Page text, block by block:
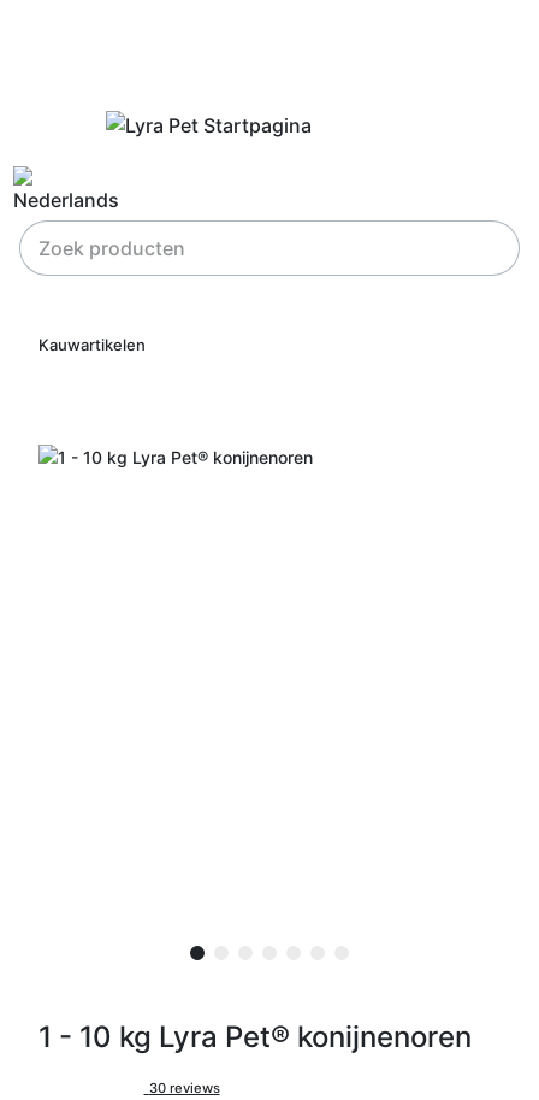
Kauwartikelen
1 - 10 kg Lyra Pet® konijnenoren
30 reviews